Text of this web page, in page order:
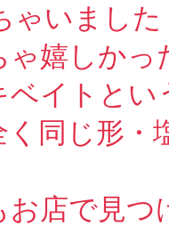
ゃいました
ゃ嬉しかっ
ベイトと
同じ形・
お店で見つ